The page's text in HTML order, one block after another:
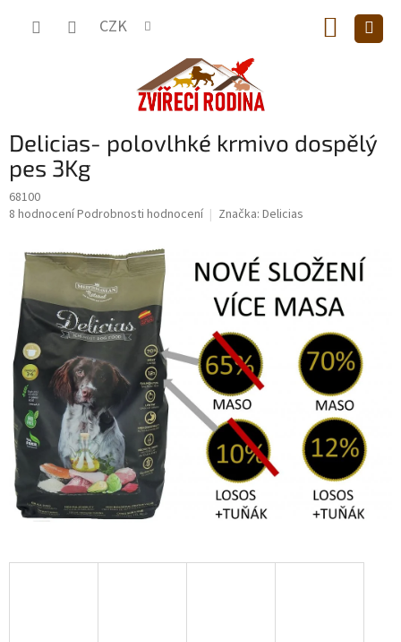
CZK
KOŠÍK
Delicias- polovlhké krmivo dospělý
pes 3Kg
68100
Průměrné
produktu
5,0
hvězdiček.
8 hodnoceníPodrobnosti hodnocení Značka: Delicias